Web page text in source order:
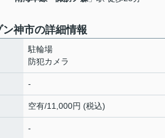
ン神市の詳細情報
駐輪場
防犯カメラ
-
空有/11,000円 (税込)
-